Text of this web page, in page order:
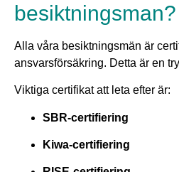
besiktningsman?
Alla våra besiktningsmän är
ansvarsförsäkring. Detta är en
Viktiga certifikat att leta efter är:
SBR-certifiering
Kiwa-certifiering